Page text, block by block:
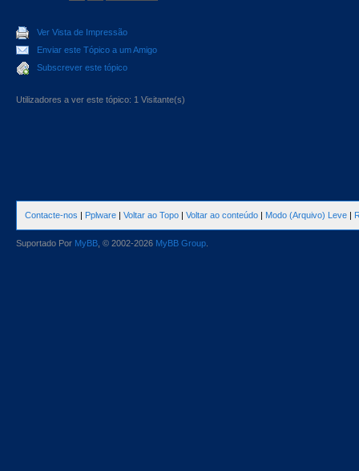
Ver Vista de Impressão
Enviar este Tópico a um Amigo
Subscrever este tópico
Utilizadores a ver este tópico: 1 Visitante(s)
Contacte-nos | Pplware | Voltar ao Topo | Voltar ao conteúdo | Modo (Arquivo) Leve |
Suportado Por MyBB , © 2002-2026 MyBB Group